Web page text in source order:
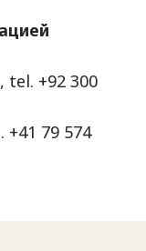
tel. +92 300
+41 79 574